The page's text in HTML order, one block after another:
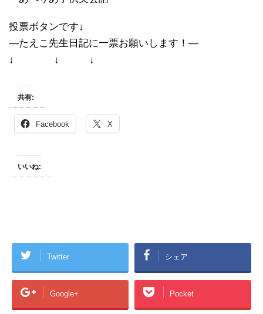
投票ボタンです↓
―たえこ先生日記に一票お願いします！―
↓ ↓ ↓
共有:
Facebook X
いいね:
Twitter シェア
Google+ Pocket